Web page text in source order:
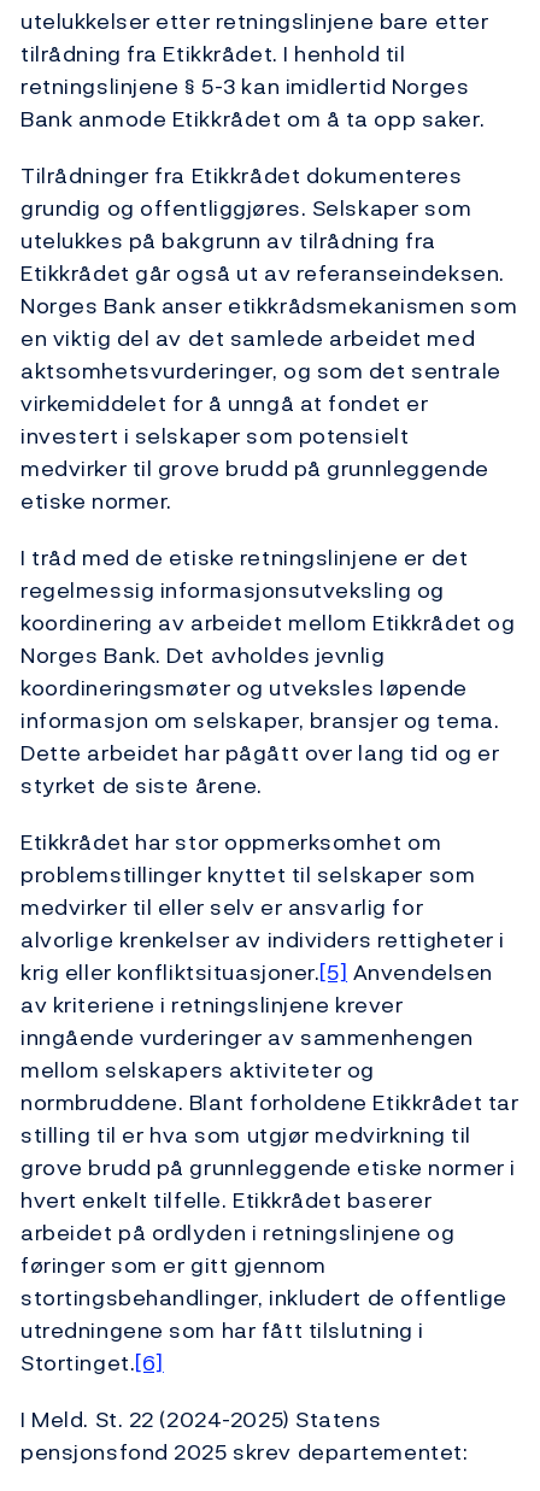
utelukkelser etter retningslinjene bare etter
tilrådning fra Etikkrådet. I henhold til
retningslinjene § 5-3 kan imidlertid Norges
Bank anmode Etikkrådet om å ta opp saker.
Tilrådninger fra Etikkrådet dokumenteres
grundig og offentliggjøres. Selskaper som
utelukkes på bakgrunn av tilrådning fra
Etikkrådet går også ut av referanseindeksen.
Norges Bank anser etikkrådsmekanismen som
en viktig del av det samlede arbeidet med
aktsomhetsvurderinger, og som det sentrale
virkemiddelet for å unngå at fondet er
investert i selskaper som potensielt
medvirker til grove brudd på grunnleggende
etiske normer.
I tråd med de etiske retningslinjene er det
regelmessig informasjonsutveksling og
koordinering av arbeidet mellom Etikkrådet og
Norges Bank. Det avholdes jevnlig
koordineringsmøter og utveksles løpende
informasjon om selskaper, bransjer og tema.
Dette arbeidet har pågått over lang tid og er
styrket de siste årene.
Etikkrådet har stor oppmerksomhet om
problemstillinger knyttet til selskaper som
medvirker til eller selv er ansvarlig for
alvorlige krenkelser av individers rettigheter i
krig eller konfliktsituasjoner.[5] Anvendelsen
av kriteriene i retningslinjene krever
inngående vurderinger av sammenhengen
mellom selskapers aktiviteter og
normbruddene. Blant forholdene Etikkrådet tar
stilling til er hva som utgjør medvirkning til
grove brudd på grunnleggende etiske normer i
hvert enkelt tilfelle. Etikkrådet baserer
arbeidet på ordlyden i retningslinjene og
føringer som er gitt gjennom
stortingsbehandlinger, inkludert de offentlige
utredningene som har fått tilslutning i
Stortinget.[6]
I Meld. St. 22 (2024-2025) Statens
pensjonsfond 2025 skrev departementet: